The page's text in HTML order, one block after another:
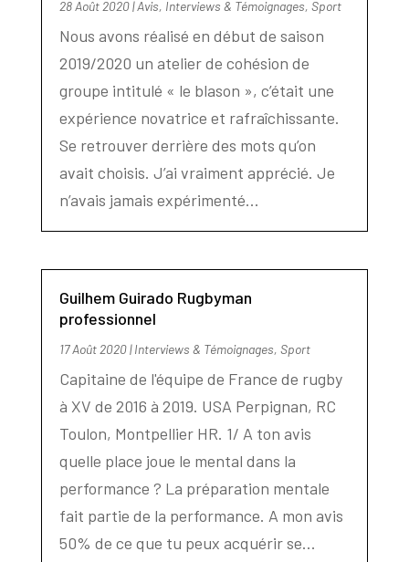
28 Août 2020|Avis, Interviews & Témoignages, Sport
Nous avons réalisé en début de saison
2019/2020 un atelier de cohésion de
groupe intitulé « le blason », c’était une
expérience novatrice et rafraîchissante.
Se retrouver derrière des mots qu’on
avait choisis. J’ai vraiment apprécié. Je
n’avais jamais expérimenté...
Guilhem Guirado Rugbyman
professionnel
17 Août 2020|Interviews & Témoignages, Sport
Capitaine de l'équipe de France de rugby
à XV de 2016 à 2019. USA Perpignan, RC
Toulon, Montpellier HR. 1/ A ton avis
quelle place joue le mental dans la
performance ? La préparation mentale
fait partie de la performance. A mon avis
50% de ce que tu peux acquérir se...